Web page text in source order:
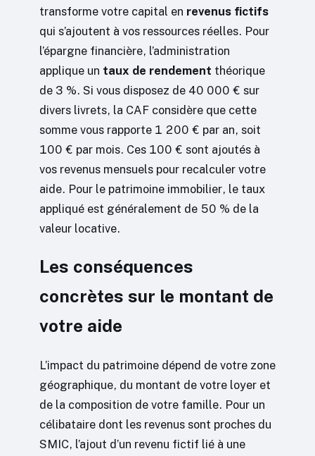
transforme votre capital en revenus fictifs
qui s’ajoutent à vos ressources réelles. Pour
l’épargne financière, l’administration
applique un taux de rendement théorique
de 3 %. Si vous disposez de 40 000 € sur
divers livrets, la CAF considère que cette
somme vous rapporte 1 200 € par an, soit
100 € par mois. Ces 100 € sont ajoutés à
vos revenus mensuels pour recalculer votre
aide. Pour le patrimoine immobilier, le taux
appliqué est généralement de 50 % de la
valeur locative.
Les conséquences
concrètes sur le montant de
votre aide
L’impact du patrimoine dépend de votre zone
géographique, du montant de votre loyer et
de la composition de votre famille. Pour un
célibataire dont les revenus sont proches du
SMIC, l’ajout d’un revenu fictif lié à une